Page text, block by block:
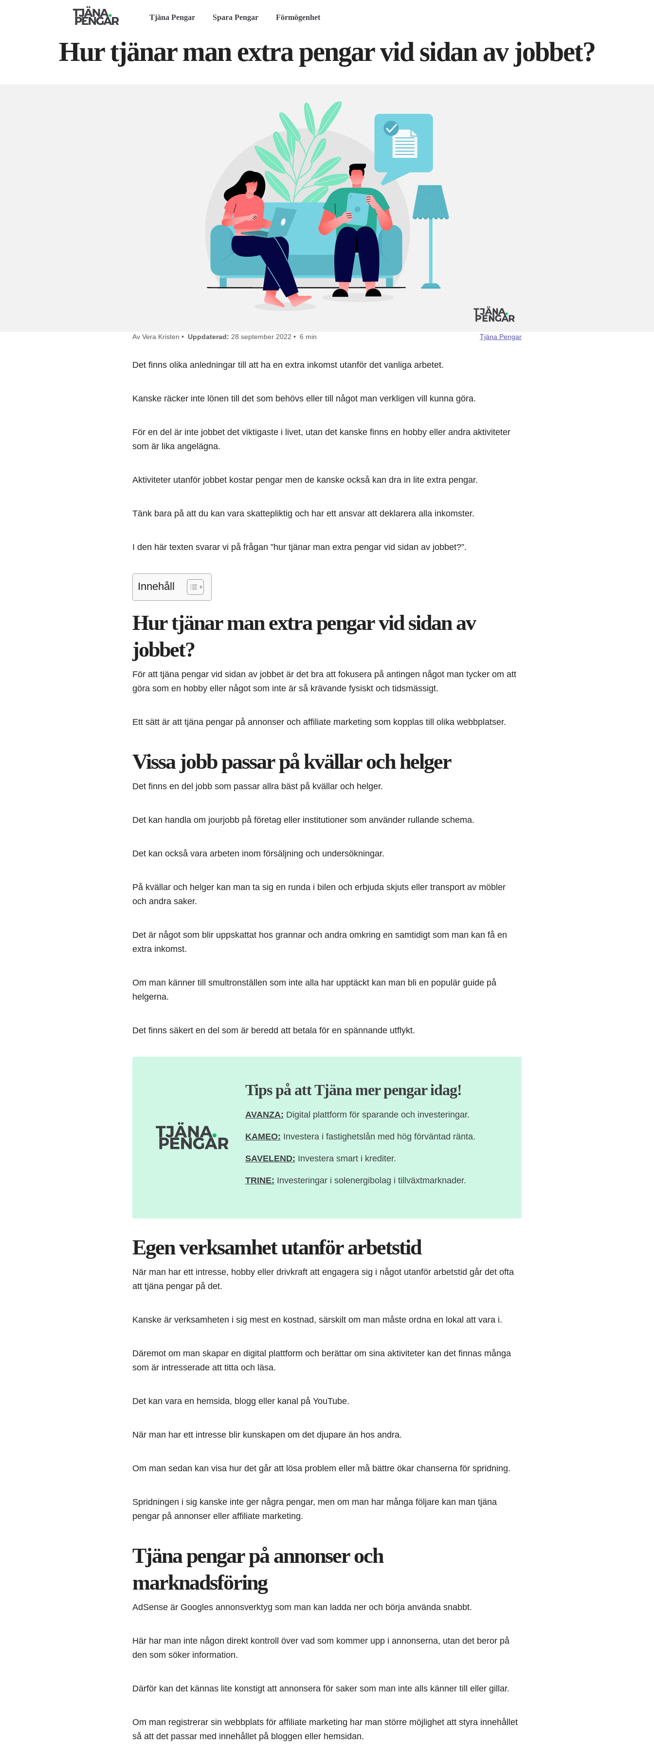
Tjäna Pengar Spara Pengar Förmögenhet
Hur tjänar man extra pengar vid sidan av jobbet?
Av Vera Kristen • Uppdaterad: 28 september 2022 • 6 min Tjäna Pengar
Det finns olika anledningar till att ha en extra inkomst utanför det vanliga arbetet.
Kanske räcker inte lönen till det som behövs eller till något man verkligen vill kunna göra.
För en del är inte jobbet det viktigaste i livet, utan det kanske finns en hobby eller andra aktiviteter
som är lika angelägna.
Aktiviteter utanför jobbet kostar pengar men de kanske också kan dra in lite extra pengar.
Tänk bara på att du kan vara skattepliktig och har ett ansvar att deklarera alla inkomster.
I den här texten svarar vi på frågan ”hur tjänar man extra pengar vid sidan av jobbet?”.
Innehåll
Hur tjänar man extra pengar vid sidan av
jobbet?
För att tjäna pengar vid sidan av jobbet är det bra att fokusera på antingen något man tycker om att
göra som en hobby eller något som inte är så krävande fysiskt och tidsmässigt.
Ett sätt är att tjäna pengar på annonser och affiliate marketing som kopplas till olika webbplatser.
Vissa jobb passar på kvällar och helger
Det finns en del jobb som passar allra bäst på kvällar och helger.
Det kan handla om jourjobb på företag eller institutioner som använder rullande schema.
Det kan också vara arbeten inom försäljning och undersökningar.
På kvällar och helger kan man ta sig en runda i bilen och erbjuda skjuts eller transport av möbler
och andra saker.
Det är något som blir uppskattat hos grannar och andra omkring en samtidigt som man kan få en
extra inkomst.
Om man känner till smultronställen som inte alla har upptäckt kan man bli en populär guide på
helgerna.
Det finns säkert en del som är beredd att betala för en spännande utflykt.
Tips på att Tjäna mer pengar idag!
AVANZA: Digital plattform för sparande och investeringar.
KAMEO: Investera i fastighetslån med hög förväntad ränta.
SAVELEND: Investera smart i krediter.
TRINE: Investeringar i solenergibolag i tillväxtmarknader.
Egen verksamhet utanför arbetstid
När man har ett intresse, hobby eller drivkraft att engagera sig i något utanför arbetstid går det ofta
att tjäna pengar på det.
Kanske är verksamheten i sig mest en kostnad, särskilt om man måste ordna en lokal att vara i.
Däremot om man skapar en digital plattform och berättar om sina aktiviteter kan det finnas många
som är intresserade att titta och läsa.
Det kan vara en hemsida, blogg eller kanal på YouTube.
När man har ett intresse blir kunskapen om det djupare än hos andra.
Om man sedan kan visa hur det går att lösa problem eller må bättre ökar chanserna för spridning.
Spridningen i sig kanske inte ger några pengar, men om man har många följare kan man tjäna
pengar på annonser eller affiliate marketing.
Tjäna pengar på annonser och
marknadsföring
AdSense är Googles annonsverktyg som man kan ladda ner och börja använda snabbt.
Här har man inte någon direkt kontroll över vad som kommer upp i annonserna, utan det beror på
den som söker information.
Därför kan det kännas lite konstigt att annonsera för saker som man inte alls känner till eller gillar.
Om man registrerar sin webbplats för affiliate marketing har man större möjlighet att styra innehållet
så att det passar med innehållet på bloggen eller hemsidan.